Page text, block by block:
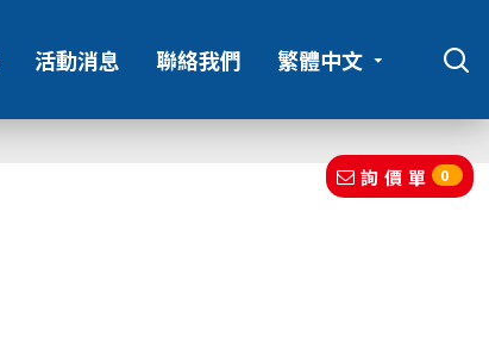
活動消息 聯絡我們 繁體中文
詢價單 0